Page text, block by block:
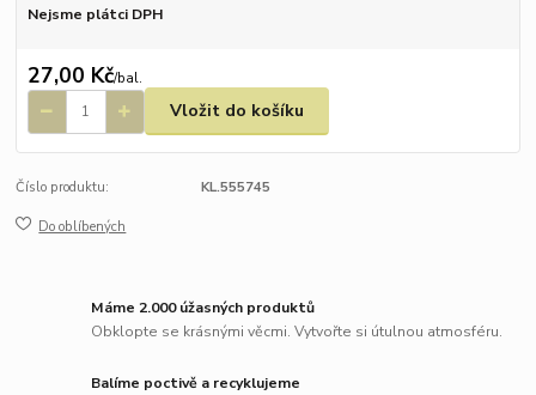
Nejsme plátci DPH
27,00 Kč/bal.
Vložit do košíku
Číslo produktu: KL.555745
Do oblíbených
Máme 2.000 úžasných produktů
Obklopte se krásnými věcmi. Vytvořte si útulnou atmosféru.
Balíme poctivě a recyklujeme